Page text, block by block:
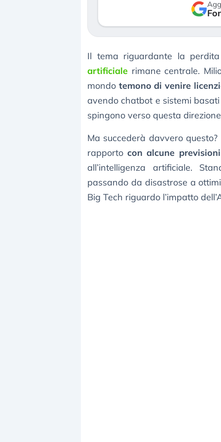
Il tema riguardante la
artificiale rimane centrale.
mondo temono di venire
avendo chatbot e sistemi
spingono verso questa
Ma succederà davvero
rapportocon alcune
all’intelligenza artificiale.
passando da disastrose a
Big Tech riguardo l’impatto
24 luglio 2026